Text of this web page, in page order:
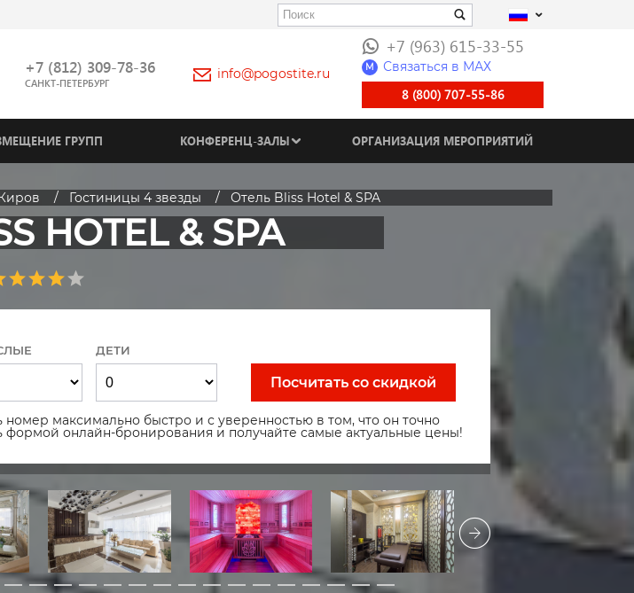
+7 (812) 309-78-36
САНКТ-ПЕТЕРБУРГ
info@pogostite.ru
+7 (963) 615-33-55
M Связаться в МАХ
8 (800) 707-55-86
ГРУПП КОНФЕРЕНЦ-ЗАЛЫ ОРГАНИЗАЦИЯ МЕРОПРИЯТИЙ
Гостиницы 4 звезды Отель Bliss Hotel & SPA
HOTEL & SPA
ДЕТИ
Посчитать со скидкой
максимально быстро и с уверенностью в том, что он точно
формой онлайн-бронирования и получайте самые актуальные цены!